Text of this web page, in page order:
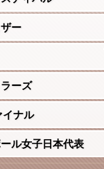
ー
ーズ
ナル
ル女子日本代表